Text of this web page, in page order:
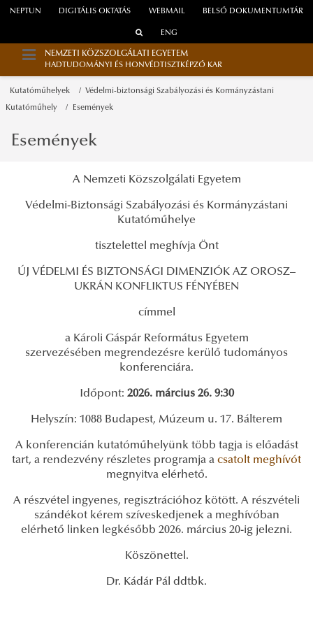
WEBMAIL
NEPTUN DIGITÁLIS OKTATÁS BELSŐ DOKUMENTUMTÁR
ENG
NEMZETI KÖZSZOLGÁLATI EGYETEM
HADTUDOMÁNYI ÉS HONVÉDTISZTKÉPZŐ KAR
Kutatóműhelyek Védelmi-biztonsági Szabályozási és Kormányzástani
Kutatóműhely Események
Események
A Nemzeti Közszolgálati Egyetem
Védelmi-Biztonsági Szabályozási és Kormányzástani
Kutatóműhelye
tisztelettel meghívja Önt
ÚJ VÉDELMI ÉS BIZTONSÁGI DIMENZIÓK AZ OROSZ–
UKRÁN KONFLIKTUS FÉNYÉBEN
címmel
a Károli Gáspár Református Egyetem
szervezésében megrendezésre kerülő tudományos
konferenciára.
Időpont: 2026. március 26. 9:30
Helyszín: 1088 Budapest, Múzeum u. 17. Bálterem
A konferencián kutatóműhelyünk több tagja is előadást
tart, a rendezvény részletes programja a csatolt meghívót
megnyitva elérhető.
A részvétel ingyenes, regisztrációhoz kötött. A részvételi
szándékot kérem szíveskedjenek a meghívóban
elérhető linken legkésőbb 2026. március 20-ig jelezni.
Köszönettel.
Dr. Kádár Pál ddtbk.